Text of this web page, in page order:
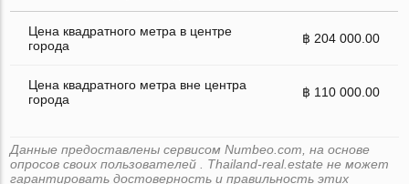
Цена квадратного метра в центре
города
฿ 204 000.00
Цена квадратного метра вне центра
города
฿ 110 000.00
Данные предоставлены сервисом Numbeo.com, на основе
опросов своих пользователей . Thailand-real.estate не может
гарантировать достоверность и правильность этих